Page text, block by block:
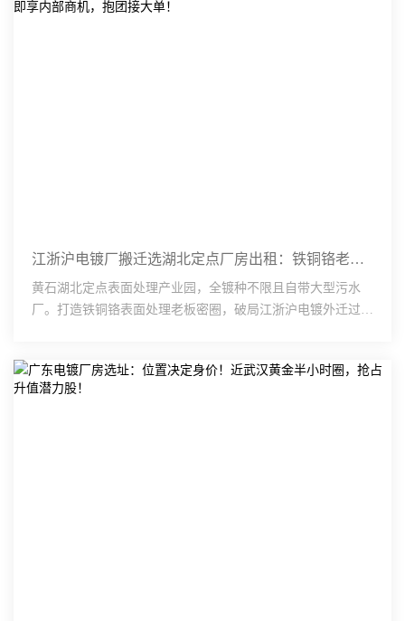
江浙沪电镀厂搬迁选湖北定点厂房出租：铁铜铬老板密圈！入圈即享内部商机，抱团接大单！
黄石湖北定点表面处理产业园，全镀种不限且自带大型污水
厂。打造铁铜铬表面处理老板密圈，破局江浙沪电镀外迁过渡